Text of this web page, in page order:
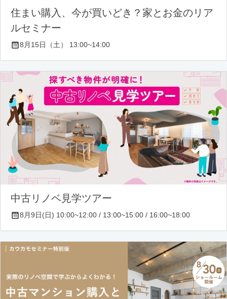
住まい購入、今が買いどき？家とお金のリア
ルセミナー
8月15日（土） 13:00~14:00
中古リノベ見学ツアー
8月9日(日) 10:00~12:00 / 13:00~15:00 / 16:00~18:00